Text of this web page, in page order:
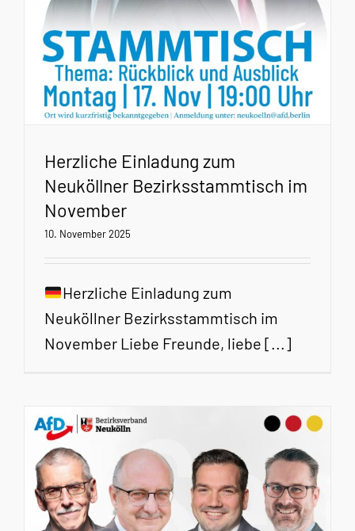
Herzliche Einladung zum
Neuköllner Bezirksstammtisch im
November
10. November 2025
Herzliche Einladung zum
Neuköllner Bezirksstammtisch im
November Liebe Freunde, liebe [...]